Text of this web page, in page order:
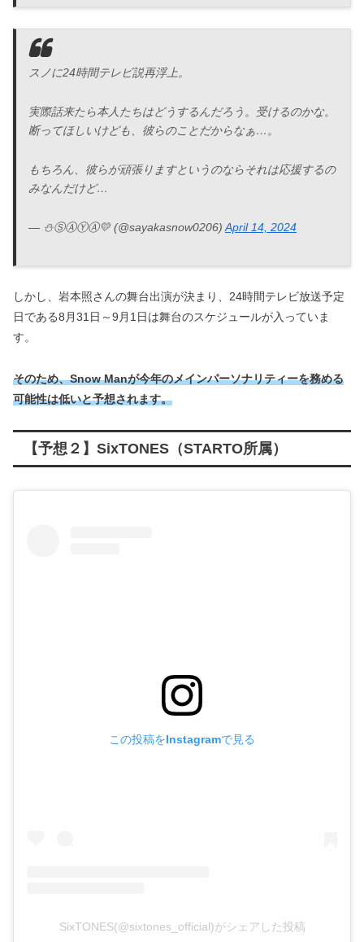
スノに24時間テレビ説再浮上。
実際話来たら本人たちはどうするんだろう。受けるのかな。
断ってほしいけども、彼らのことだからなぁ…。
もちろん、彼らが頑張りますというのならそれは応援するの
みなんだけど…
— ⛄ⓈⒶⓎⒶ💛 (@sayakasnow0206) April 14, 2024
しかし、岩本照さんの舞台出演が決まり、24時間テレビ放送予定
日である8月31日～9月1日は舞台のスケジュールが入っていま
す。
そのため、Snow Manが今年のメインパーソナリティーを務める
可能性は低いと予想されます。
【予想２】SixTONES（STARTO所属）
この投稿をInstagramで見る
SixTONES(@sixtones_official)がシェアした投稿